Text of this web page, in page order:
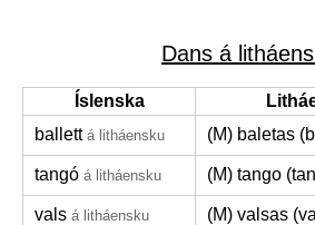
Dans á
Íslenska
ballett á litháensku (M) baletas
tangó á litháensku (M) tango
vals á litháensku (M) valsas